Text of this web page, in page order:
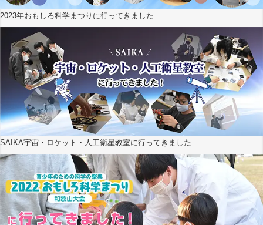
2023年おもしろ科学まつりに行ってきました
SAIKA宇宙・ロケット・人工衛星教室に行ってきました